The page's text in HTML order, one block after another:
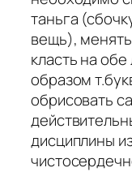
таньга
вещь),
класть на
образом
обрисовать
дисциплины